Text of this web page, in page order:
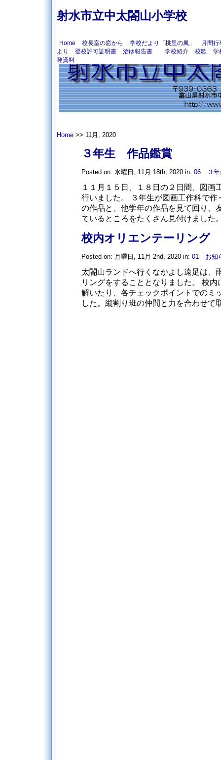
射水市立中太閤山小学校
Home 校長室の窓から 学校だより「桃里の風」
月間行
より
登校許可証明書 治ゆ報告書 学校紹介 校歌
学
発資料
Home >> 11月, 2020
３年生 作品鑑賞
Posted on: 水曜日, 11月 18th, 2020 in: 06 ３年
１１月１５日、１８日の２日間、図画
行いました。 ３年生が図画工作科で
の作品と、他学年の作品を見て回り、
ているところをたくさん見付けました
校内オリエンテーリング
Posted on: 月曜日, 11月 2nd, 2020 in: 01 お知
太閤山ランドへ行くなかよし遠足は、
リングをすることとなりました。 校
解いたり、各チェックポイントでのミ
した。縦割り班の仲間と力を合わせて